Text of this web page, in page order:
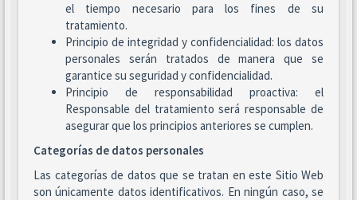
el tiempo necesario para los fines de su
tratamiento.
Principio de integridad y confidencialidad: los datos
personales serán tratados de manera que se
garantice su seguridad y confidencialidad.
Principio de responsabilidad proactiva: el
Responsable del tratamiento será responsable de
asegurar que los principios anteriores se cumplen.
Categorías de datos personales
Las categorías de datos que se tratan en este Sitio Web
son únicamente datos identificativos. En ningún caso, se